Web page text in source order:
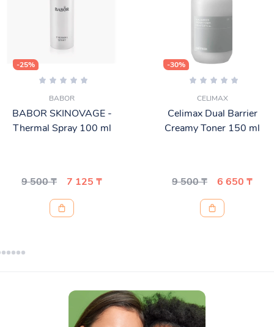
-25%
BABOR
BABOR SKINOVAGE -
Thermal Spray 100 ml
9 500 ₸ 7 125 ₸
-30%
CELIMAX
Celimax Dual Barrier
Creamy Toner 150 ml
9 500 ₸ 6 650 ₸